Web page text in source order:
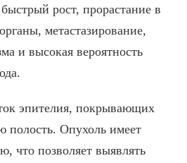
рост, прорастание в
метастазирование,
и высокая вероятность
эпителия, покрывающих
Опухоль имеет
что позволяет выявлять